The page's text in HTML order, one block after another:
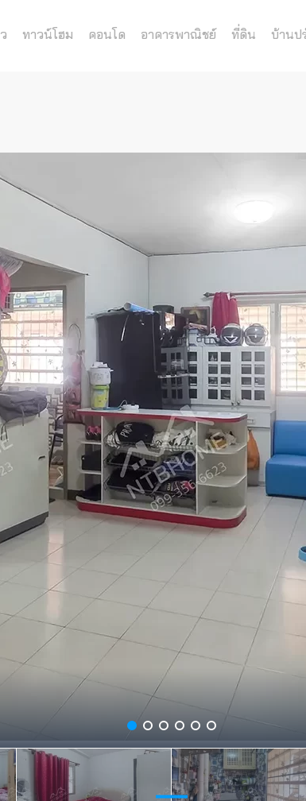
ทาวน์โฮม คอนโด อาคารพาณิชย์ ที่ดิน บ้านป